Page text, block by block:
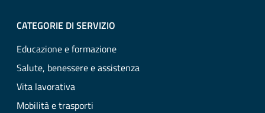
CATEGORIE DI SERVIZIO
Educazione e formazione
Salute, benessere e assistenza
Vita lavorativa
Mobilità e trasporti